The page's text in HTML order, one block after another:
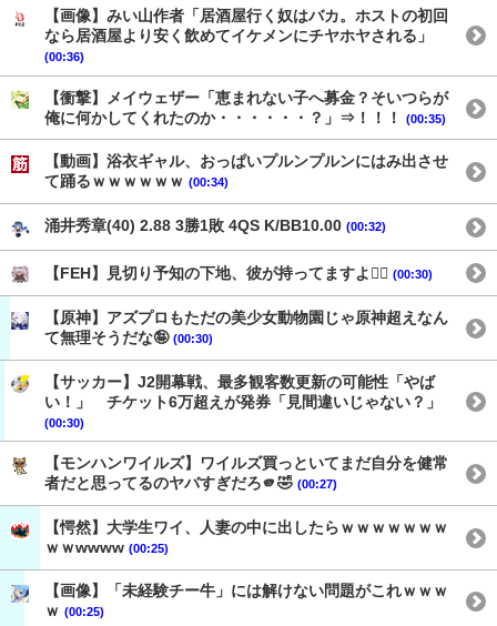
【画像】みい山作者「居酒屋行く奴はバカ。ホストの初回
なら居酒屋より安く飲めてイケメンにチヤホヤされる」
(00:36)
【衝撃】メイウェザー「恵まれない子へ募金？そいつらが
俺に何かしてくれたのか・・・・・・？」⇒！！！
(00:35)
【動画】浴衣ギャル、おっぱいプルンプルンにはみ出させ
て踊るｗｗｗｗｗｗ (00:34)
涌井秀章(40) 2.88 3勝1敗 4QS K/BB10.00 (00:32)
【FEH】見切り予知の下地、彼が持ってますよ👍🏻 (00:30)
【原神】アズプロもただの美少女動物園じゃ原神超えなん
て無理そうだな🤪 (00:30)
【サッカー】J2開幕戦、最多観客数更新の可能性「やば
い！」 チケット6万超えが発券「見間違いじゃない？」
(00:30)
【モンハンワイルズ】ワイルズ買っといてまだ自分を健常
者だと思ってるのヤバすぎだろ🫵🤣 (00:27)
【愕然】大学生ワイ、人妻の中に出したらｗｗｗｗｗｗｗ
ｗｗwwww (00:25)
【画像】「未経験チー牛」には解けない問題がこれｗｗｗ
ｗ (00:25)